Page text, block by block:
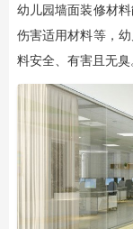
幼儿园墙面装修材
伤害适用材料等，
料安全、有害且无臭